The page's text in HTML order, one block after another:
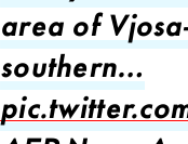
area of
southern…